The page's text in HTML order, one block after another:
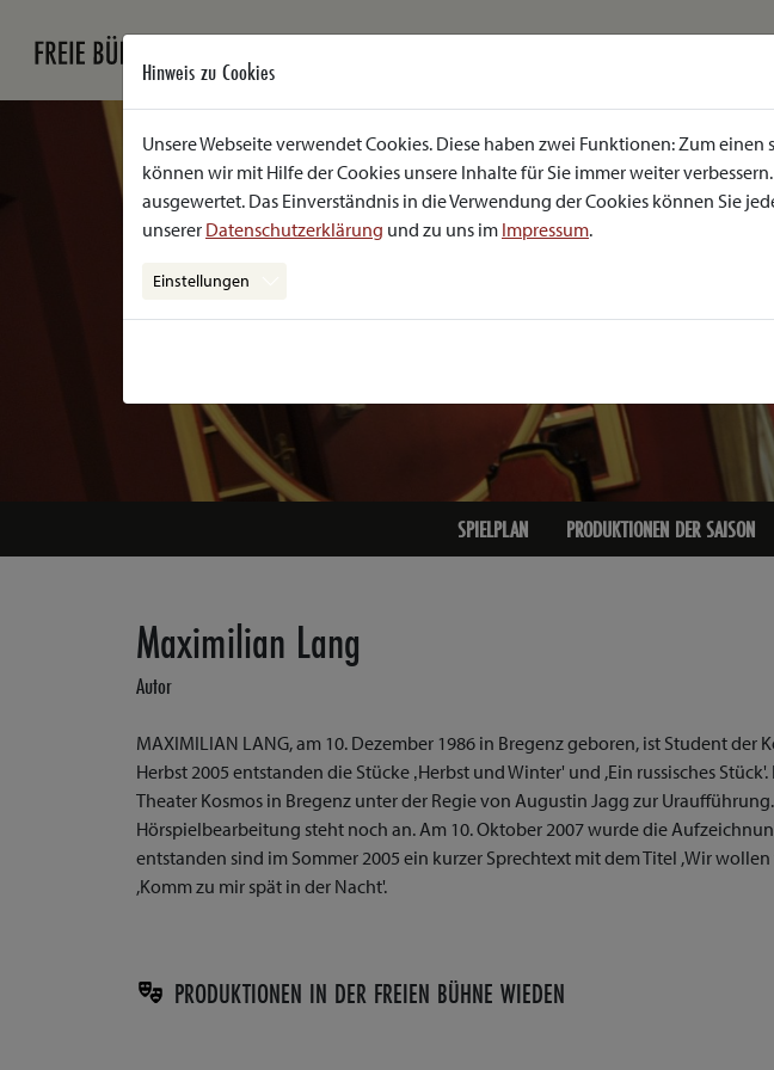
SPIELPLAN PRODUKTIONEN DER SAISON
Maximilian Lang
Autor
MAXIMILIAN LANG, am 10. Dezember 1986 in Bregenz geboren, ist Student der
Herbst 2005 entstanden die Stücke ‚Herbst und Winter' und ,Ein russisches
Theater Kosmos in Bregenz unter der Regie von Augustin Jagg zur
Hörspielbearbeitung steht noch an. Am 10. Oktober 2007 wurde die
entstanden sind im Sommer 2005 ein kurzer Sprechtext mit dem Titel ,Wir
,Komm zu mir spät in der Nacht'.
PRODUKTIONEN IN DER FREIEN BÜHNE WIEDEN
Hinweis zu Cookies
Unsere Webseite verwendet Cookies. Diese haben zwei Funktionen: Zum
können wir mit Hilfe der Cookies unsere Inhalte für Sie immer weiter
ausgewertet. Das Einverständnis in die Verwendung der Cookies können Sie
unserer Datenschutzerklärung und zu uns im Impressum.
Einstellungen